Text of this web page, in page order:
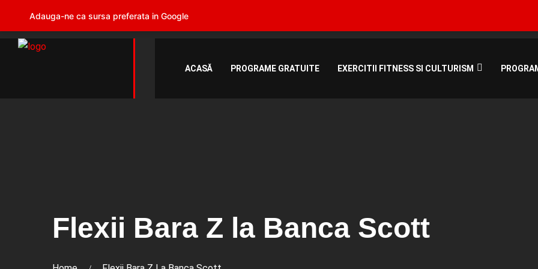
ACASĂ PROGRAME GRATUITE EXERCITII FITNESS SI CULTURISM
Flexii Bara Z la Banca Scott
Adauga-ne ca sursa preferata in Google